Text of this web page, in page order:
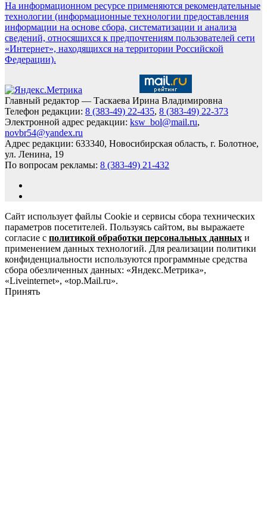
На информационном ресурсе применяются рекомендательные
технологии (информационные технологии предоставления
информации на основе сбора, систематизации и анализа
сведений, относящихся к предпочтениям пользователей сети
«Интернет», находящихся на территории Российской
Федерации).
Главный редактор — Таскаева Ирина Владимировна
Телефон редакции: 8 (383-49) 22-435, 8 (383-49) 22-373
Электронной адрес редакции: ksw_bol@mail.ru,
novbr54@yandex.ru
Адрес редакции: 633340, Новосибирская область, г. Болотное,
ул. Ленина, 19
По вопросам рекламы: 8 (383-49) 21-432
Сайт использует файлы Cookie и сервисы сбора технических
параметров посетителей. Пользуясь сайтом, вы выражаете
согласие с политикой обработки персональных данных и
применением данных технологий. Для реализации политики
конфиденциальности используются программные средства
сбора обезличенных данных: «Яндекс.Метрика»,
«Liveinternet», «top.Mail.ru».
Принять